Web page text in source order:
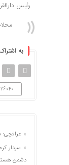
رئیس
به
عراقچی:
سردار
دشمن